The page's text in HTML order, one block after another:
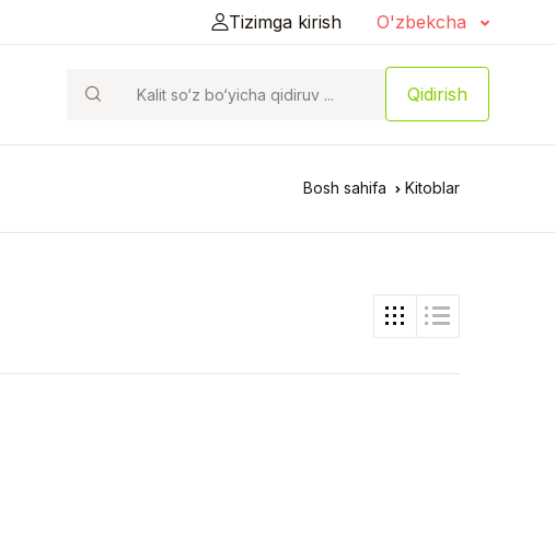
Tizimga kirish O'zbekcha
Qidirish
Bosh sahifa Kitoblar